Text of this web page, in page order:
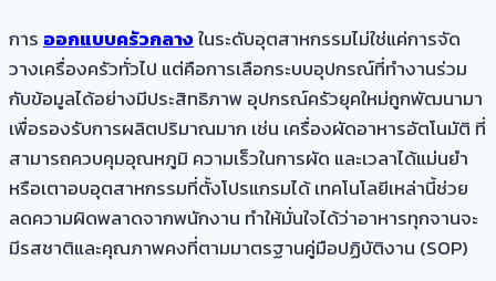
การ ออกแบบครัวกลางในระดับอุตสาหกรรมไม่ใช่แค่การจัด
วางเครื่องครัวทั่วไป แต่คือการเลือกระบบอุปกรณ์ที่ทำงานร่วม
กับข้อมูลได้อย่างมีประสิทธิภาพ อุปกรณ์ครัวยุคใหม่ถูกพัฒนามา
เพื่อรองรับการผลิตปริมาณมาก เช่น เครื่องผัดอาหารอัตโนมัติ ที่
สามารถควบคุมอุณหภูมิ ความเร็วในการผัด และเวลาได้แม่นยำ
หรือเตาอบอุตสาหกรรมที่ตั้งโปรแกรมได้ เทคโนโลยีเหล่านี้ช่วย
ลดความผิดพลาดจากพนักงาน ทำให้มั่นใจได้ว่าอาหารทุกจานจะ
มีรสชาติและคุณภาพคงที่ตามมาตรฐานคู่มือปฏิบัติงาน (SOP)